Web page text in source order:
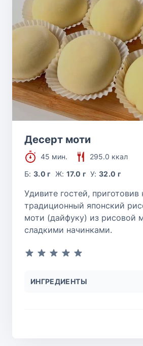
Десерт моти
45 мин.
295.0 ккал
Б:3.0 г Ж: 17.0 г У:32.0 г
Удивите гостей, приготовив
традиционный японский
моти (дайфуку) из рисовой
сладкими начинками.
ИНГРЕДИЕНТЫ